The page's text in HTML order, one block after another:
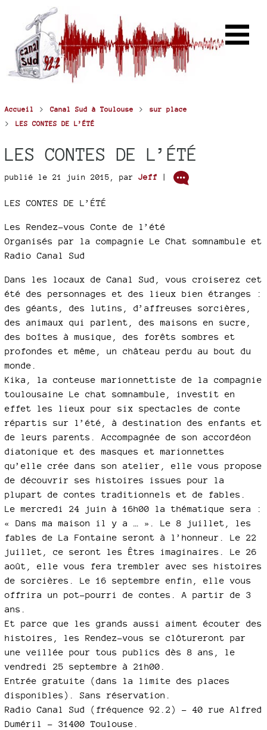
Accueil > Canal Sud à Toulouse > sur place
> LES CONTES DE L’ÉTÉ
LES CONTES DE L’ÉTÉ
publié le 21 juin 2015, par Jeff |
LES CONTES DE L’ÉTÉ
Les Rendez-vous Conte de l’été
Organisés par la compagnie Le Chat somnambule et
Radio Canal Sud
Dans les locaux de Canal Sud, vous croiserez cet
été des personnages et des lieux bien étranges :
des géants, des lutins, d’affreuses sorcières,
des animaux qui parlent, des maisons en sucre,
des boîtes à musique, des forêts sombres et
profondes et même, un château perdu au bout du
monde.
Kika, la conteuse marionnettiste de la compagnie
toulousaine Le chat somnambule, investit en
effet les lieux pour six spectacles de conte
répartis sur l’été, à destination des enfants et
de leurs parents. Accompagnée de son accordéon
diatonique et des masques et marionnettes
qu’elle crée dans son atelier, elle vous propose
de découvrir ses histoires issues pour la
plupart de contes traditionnels et de fables.
Le mercredi 24 juin à 16h00 la thématique sera :
« Dans ma maison il y a … ». Le 8 juillet, les
fables de La Fontaine seront à l’honneur. Le 22
juillet, ce seront les Êtres imaginaires. Le 26
août, elle vous fera trembler avec ses histoires
de sorcières. Le 16 septembre enfin, elle vous
offrira un pot-pourri de contes. A partir de 3
ans.
Et parce que les grands aussi aiment écouter des
histoires, les Rendez-vous se clôtureront par
une veillée pour tous publics dès 8 ans, le
vendredi 25 septembre à 21h00.
Entrée gratuite (dans la limite des places
disponibles). Sans réservation.
Radio Canal Sud (fréquence 92.2) - 40 rue Alfred
Duméril – 31400 Toulouse.